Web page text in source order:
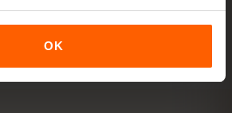
OK
ustawień aplikacji i sposobu